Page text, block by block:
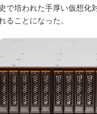
で培われた手厚い仮想化
ることになった。